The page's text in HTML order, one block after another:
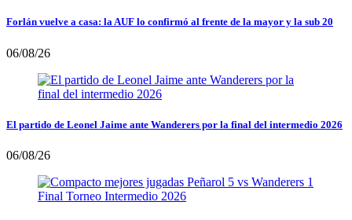
Forlán vuelve a casa: la AUF lo confirmó al frente de la mayor y la sub 20
06/08/26
El partido de Leonel Jaime ante Wanderers por la final del intermedio 2026
06/08/26